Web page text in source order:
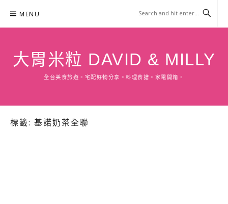
content
MENU
大胃米粒 DAVID & MILLY
全台美食旅遊。宅配好物分享。料理食譜。家電開箱。
標籤: 基諾奶茶全聯